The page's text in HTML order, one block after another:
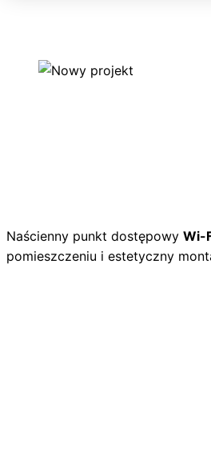
Naścienny punkt dostępowy Wi-
pomieszczeniu i estetyczny